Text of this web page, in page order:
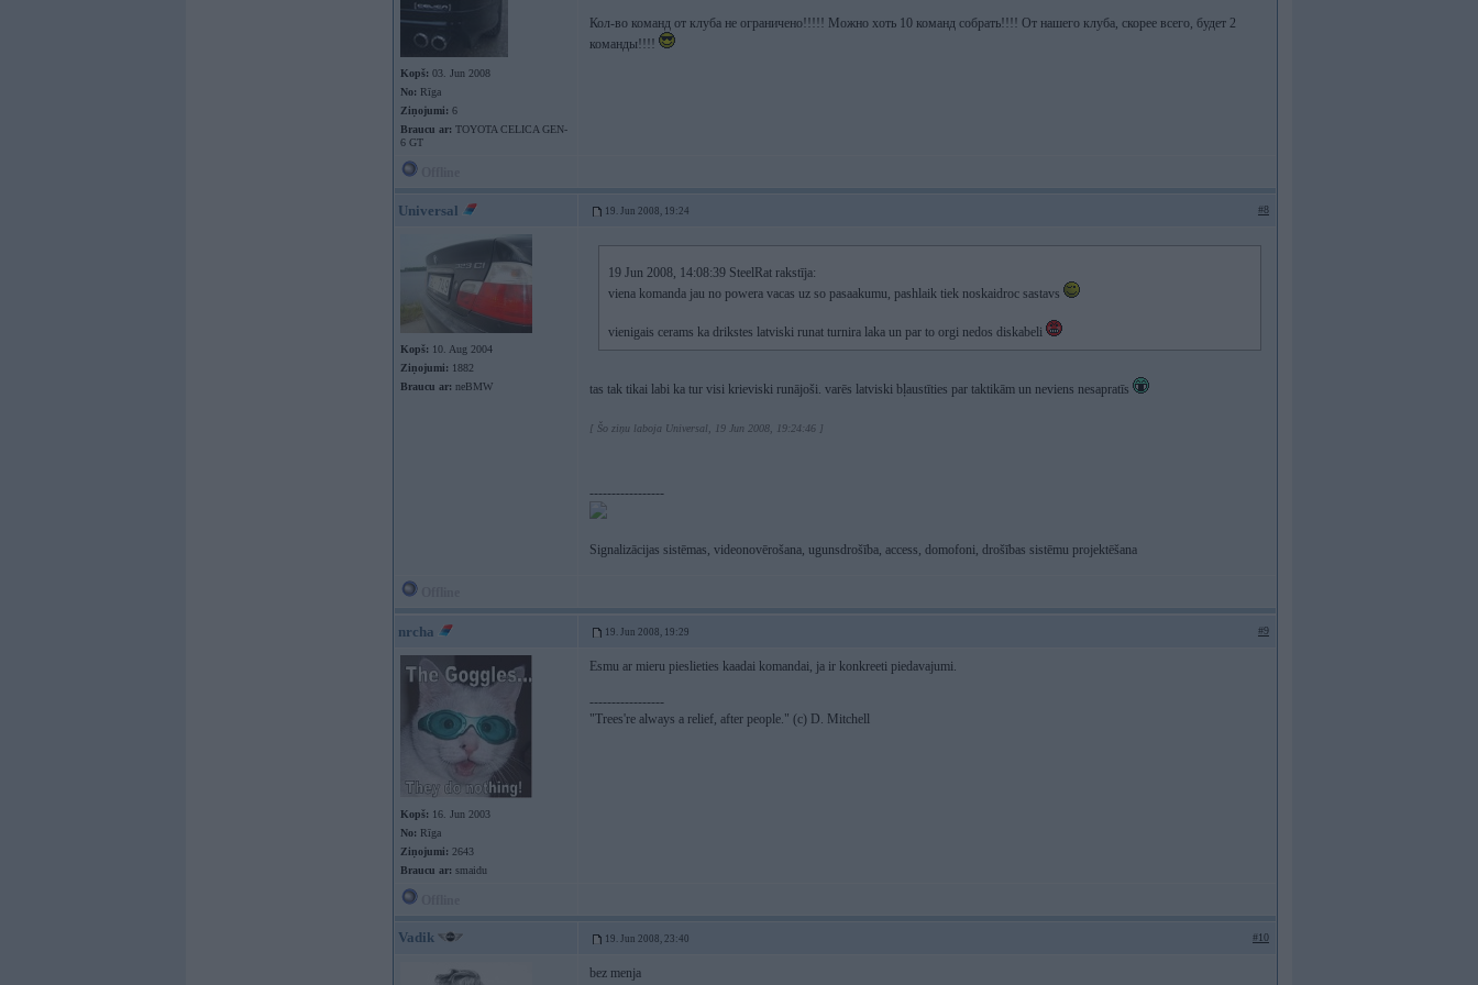
Kopš: 03. Jun 2008
No: Rīga
Ziņojumi: 6
Braucu ar: TOYOTA CELICA GEN-
6 GT
Кол-во команд от клуба не ограничено!!!!! Можно хоть 10 команд собрать!!!! От нашего клуба, скорее всего, будет 2
команды!!!!
Universal 19. Jun 2008, 19:24 #8
Kopš: 10. Aug 2004
Ziņojumi: 1882
Braucu ar: neBMW
19 Jun 2008, 14:08:39 SteelRat rakstīja:
viena komanda jau no powera vacas uz so pasaakumu, pashlaik tiek noskaidroc sastavs
vienigais cerams ka drikstes latviski runat turnira laka un par to orgi nedos diskabeli
tas tak tikai labi ka tur visi krieviski runājoši. varēs latviski bļaustīties par taktikām un neviens nesapratīs
[ Šo ziņu laboja Universal, 19 Jun 2008, 19:24:46 ]
-----------------
Signalizācijas sistēmas, videonovērošana, ugunsdrošība, access, domofoni, drošības sistēmu projektēšana
nrcha 19. Jun 2008, 19:29 #9
Kopš: 16. Jun 2003
No: Rīga
Ziņojumi: 2643
Braucu ar: smaidu
Esmu ar mieru pieslieties kaadai komandai, ja ir konkreeti piedavajumi.
-----------------
"Trees're always a relief, after people." (c) D. Mitchell
Vadik 19. Jun 2008, 23:40 #10
bez menja